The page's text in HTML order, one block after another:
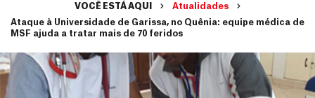
VOCÊ ESTÁ AQUI
Atualidades
Ataque à Universidade de Garissa, no Quênia: equipe médica de
MSF ajuda a tratar mais de 70 feridos